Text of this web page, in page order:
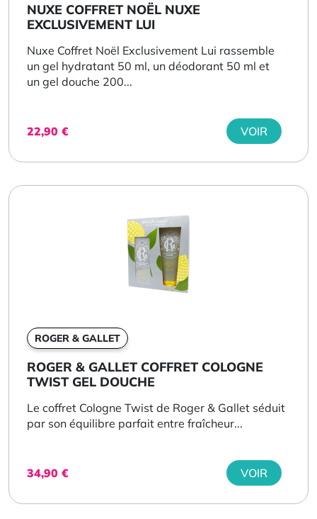
NUXE COFFRET NOËL NUXE
EXCLUSIVEMENT LUI
Nuxe Coffret Noël Exclusivement Lui rassemble
un gel hydratant 50 ml, un déodorant 50 ml et
un gel douche 200...
22,90 € VOIR
ROGER & GALLET
ROGER & GALLET COFFRET COLOGNE
TWIST GEL DOUCHE
Le coffret Cologne Twist de Roger & Gallet séduit
par son équilibre parfait entre fraîcheur...
34,90 € VOIR